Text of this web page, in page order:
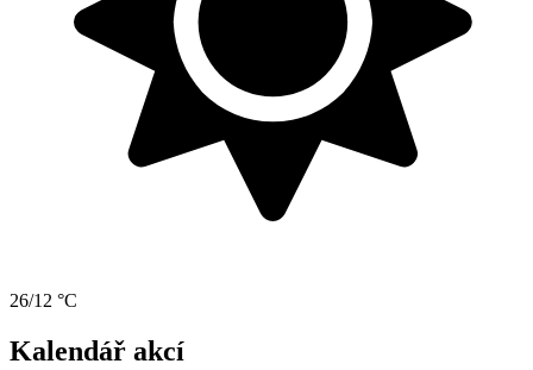
26/12 °C
Kalendář akcí